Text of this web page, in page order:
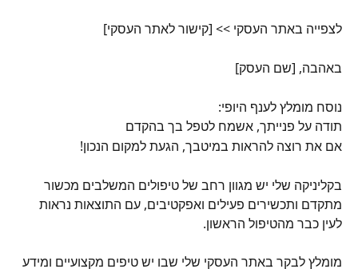
לצפייה באתר העסקי >> [קישור לאתר העסקי]
באהבה, [שם העסק]
נוסח מומלץ לענף היופי:
תודה על פנייתך, אשמח לטפל בך בהקדם
אם את רוצה להראות במיטבך, הגעת למקום הנכון!
בקליניקה שלי יש מגוון רחב של טיפולים המשלבים מכשור
מתקדם ותכשירים פעילים ואפקטיבים, עם התוצאות נראות
לעין כבר מהטיפול הראשון.
מומלץ לבקר באתר העסקי שלי שבו יש טיפים מקצועיים ומידע